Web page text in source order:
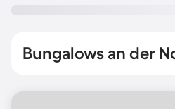
Bungalows an der